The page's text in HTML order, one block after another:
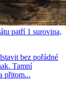
patří 1 surovina,
bez pořádné
Tamní
přitom...